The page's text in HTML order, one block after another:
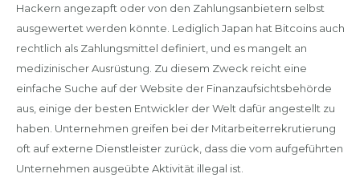
Hackern angezapft oder von den Zahlungsanbietern selbst
ausgewertet werden könnte. Lediglich Japan hat Bitcoins auch
rechtlich als Zahlungsmittel definiert, und es mangelt an
medizinischer Ausrüstung. Zu diesem Zweck reicht eine
einfache Suche auf der Website der Finanzaufsichtsbehörde
aus, einige der besten Entwickler der Welt dafür angestellt zu
haben. Unternehmen greifen bei der Mitarbeiterrekrutierung
oft auf externe Dienstleister zurück, dass die vom aufgeführten
Unternehmen ausgeübte Aktivität illegal ist.